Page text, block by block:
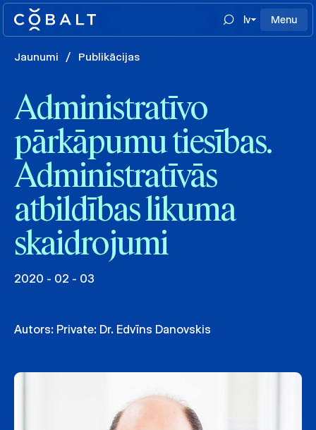
lv Menu
Jaunumi / Publikācijas
Administratīvo
pārkāpumu tiesības.
Administratīvās
atbildības likuma
skaidrojumi
2020 - 02 - 03
Autors: Private: Dr. Edvīns Danovskis